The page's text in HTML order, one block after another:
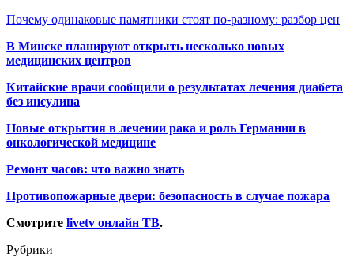
Почему одинаковые памятники стоят по-разному: разбор цен
В Минске планируют открыть несколько новых
медицинских центров
Китайские врачи сообщили о результатах лечения диабета
без инсулина
Новые открытия в лечении рака и роль Германии в
онкологической медицине
Ремонт часов: что важно знать
Противопожарные двери: безопасность в случае пожара
Смотрите livetv онлайн ТВ.
Рубрики